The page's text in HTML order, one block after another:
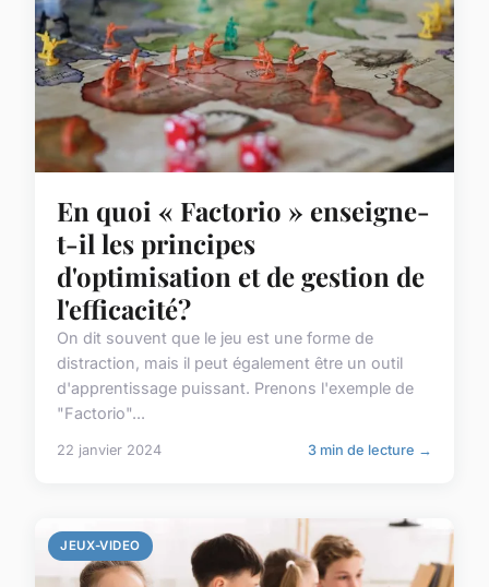
En quoi « Factorio » enseigne-
t-il les principes
d'optimisation et de gestion de
l'efficacité?
On dit souvent que le jeu est une forme de
distraction, mais il peut également être un outil
d'apprentissage puissant. Prenons l'exemple de
"Factorio"...
22 janvier 2024 3 min de lecture →
JEUX-VIDEO